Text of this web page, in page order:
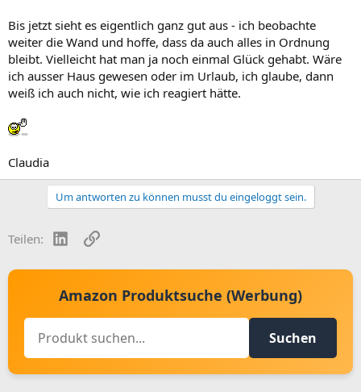
Bis jetzt sieht es eigentlich ganz gut aus - ich beobachte
weiter die Wand und hoffe, dass da auch alles in Ordnung
bleibt. Vielleicht hat man ja noch einmal Glück gehabt. Wäre
ich ausser Haus gewesen oder im Urlaub, ich glaube, dann
weiß ich auch nicht, wie ich reagiert hätte.
Claudia
Um antworten zu können musst du eingeloggt sein.
Teilen: LinkedInLink
Amazon Produktsuche (Werbung)
Suchen